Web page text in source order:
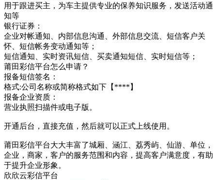
用于跟进买主，为车主提供专业的保养知识服务，发送活动通
知等
银行证券：
企业对帐通知、内部信息沟通、外部信息交流、短信客户关
怀、短信帐务变动通知等；
短信通知、实时资讯短信、买卖通知短信、实时短信等；
莆田彩信平台怎么申请？
报备短信签名：
格式:公司名称或简称格式如下【****】
报备企业资质：
营业执照扫描件或电子版。
开通后台，直接充值，然后就可以正式上线使用。
莆田彩信平台大大丰富了城厢、涵江、荔秀屿、仙游、单位，
企业，商家，客户的服务范围和内容，提高客户满意度，有助
于提升企业形象。
欣欣云彩信平台